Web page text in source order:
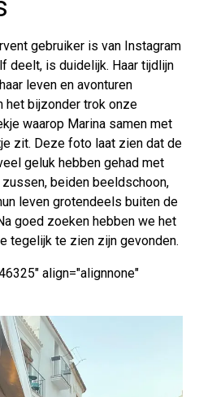
gebruiker is van Instagram
deelt, is duidelijk. Haar tijdlijn
leven en avonturen
het bijzonder trok onze
waarop Marina samen met
zit. Deze foto laat zien dat de
geluk hebben gehad met
beiden beeldschoon,
leven grotendeels buiten de
goed zoeken hebben we het
tegelijk te zien zijn gevonden.
align="alignnone"